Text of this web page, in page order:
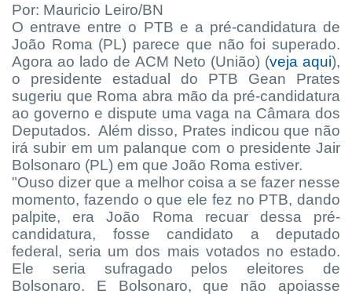
Por: Mauricio Leiro/BN
O entrave entre o PTB e a pré-candidatura de
João Roma (PL) parece que não foi superado.
Agora ao lado de ACM Neto (União) (veja aqui),
o presidente estadual do PTB Gean Prates
sugeriu que Roma abra mão da pré-candidatura
ao governo e dispute uma vaga na Câmara dos
Deputados. Além disso, Prates indicou que não
irá subir em um palanque com o presidente Jair
Bolsonaro (PL) em que João Roma estiver.
"Ouso dizer que a melhor coisa a se fazer nesse
momento, fazendo o que ele fez no PTB, dando
palpite, era João Roma recuar dessa pré-
candidatura, fosse candidato a deputado
federal, seria um dos mais votados no estado.
Ele seria sufragado pelos eleitores de
Bolsonaro. E Bolsonaro, que não apoiasse